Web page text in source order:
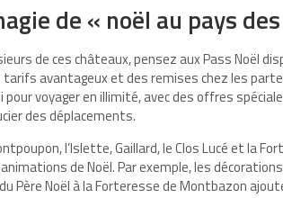
de « noël au pays
de ces châteaux, pensez auxPass Noël
avantageux et des remises chez les
voyager en illimité, avec des offres
des déplacements.
l’Islette, Gaillard, le Clos Lucé et la
de Noël. Par exemple, les
Père Noël à la Forteresse de Montbazon